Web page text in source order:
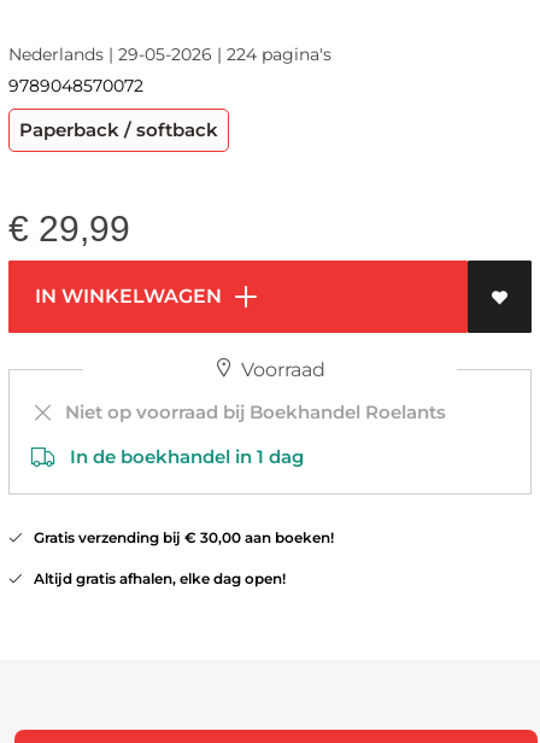
Nederlands | 29-05-2026 | 224 pagina's
9789048570072
Paperback / softback
€ 29,99
IN WINKELWAGEN
Voorraad
Niet op voorraad bij Boekhandel Roelants
In de boekhandel in 1 dag
Gratis verzending bij € 30,00 aan boeken!
Altijd gratis afhalen, elke dag open!